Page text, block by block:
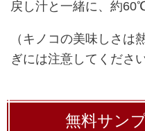
戻し汁と一緒に、約
（キノコの美味しさは
ぎには注意してください
無料サン